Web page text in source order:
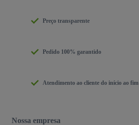
Preço transparente
Pedido 100% garantido
Atendimento ao cliente do início ao fim
Nossa empresa